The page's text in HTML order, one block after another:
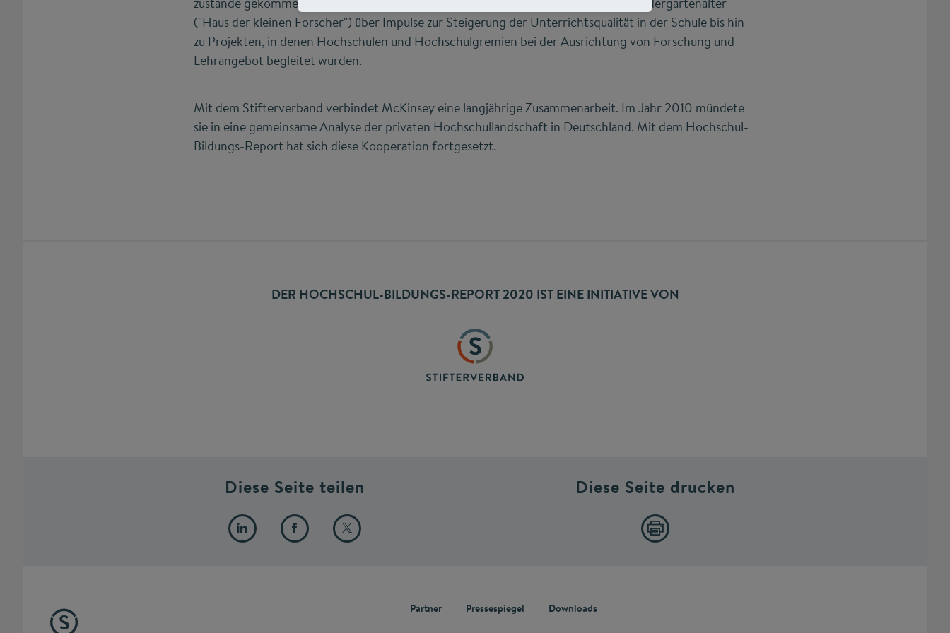
("Haus der kleinen Forscher") über Impulse zur Steigerung der Unterrichtsqualität in der Schule bis hin
zu Projekten, in denen Hochschulen und Hochschulgremien bei der Ausrichtung von Forschung und
Lehrangebot begleitet wurden.
Mit dem Stifterverband verbindet McKinsey eine langjährige Zusammenarbeit. Im Jahr 2010 mündete
sie in eine gemeinsame Analyse der privaten Hochschullandschaft in Deutschland. Mit dem Hochschul-
Bildungs-Report hat sich diese Kooperation fortgesetzt.
DER HOCHSCHUL-BILDUNGS-REPORT 2020 IST EINE INITIATIVE VON
Diese Seite teilen Diese Seite drucken
Partner Pressespiegel
Downloads